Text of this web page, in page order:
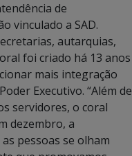
de
vinculado a SAD.
autarquias,
foi criado há 13 anos
mais integração
Executivo. “Além de
servidores, o coral
dezembro, a
pessoas se olham